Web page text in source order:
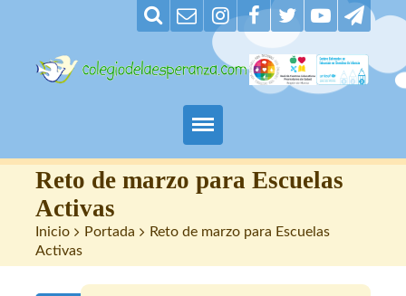
Padres
Alumnos
Maestros
Reto de marzo para Escuelas
Activas
Inicio > Portada > Reto de marzo para Escuelas
Activas